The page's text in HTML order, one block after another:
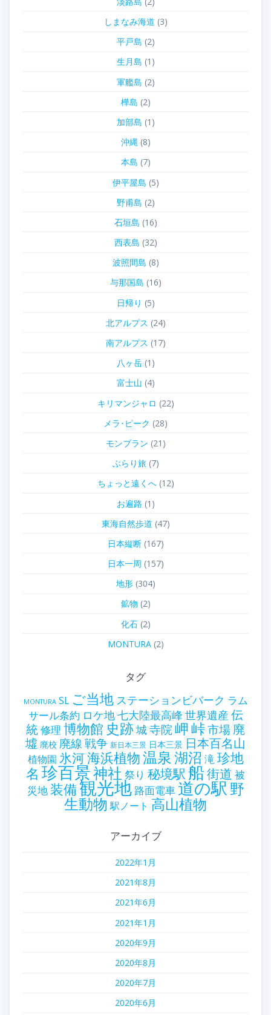
しまなみ海道 (3)
平戸島 (2)
生月島 (1)
軍艦島 (2)
樺島 (2)
加部島 (1)
沖縄(8)
本島 (7)
伊平屋島 (5)
野甫島 (2)
石垣島 (16)
西表島 (32)
波照間島 (8)
与那国島 (16)
日帰り (5)
北アルプス (24)
南アルプス (17)
八ヶ岳(1)
富士山 (4)
キリマンジャロ (22)
メラ･ピーク (28)
モンブラン (21)
ぶらり旅(7)
ちょっと遠くへ(12)
お遍路 (1)
東海自然歩道 (47)
日本縦断(167)
日本一周 (157)
地形(304)
鉱物 (2)
化石(2)
MONTURA(2)
タグ
MONTURA SL ご当地 ステーションビバーク ラム
サール条約 ロケ地七大陸最高峰 世界遺産 伝
統修理 博物館 史跡城寺院岬峠市場廃
墟 廃校 廃線戦争 新日本三景 日本三景 日本百名山
植物園 氷河海浜植物温泉湖沼 滝珍地
名 珍百景神社 祭り 秘境駅 船街道 被
災地装備観光地 路面電車道の駅野
生動物 駅ノート 高山植物
アーカイブ
2022年1月
2021年8月
2021年6月
2021年1月
2020年9月
2020年8月
2020年7月
2020年6月